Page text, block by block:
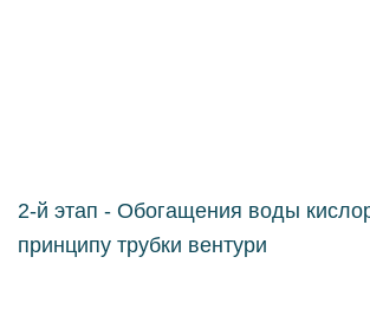
2-й этап - Обогащения воды
принципу трубки вентури